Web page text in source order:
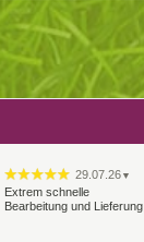
29.07.26 ▼
Extrem schnelle
Bearbeitung und Lieferung